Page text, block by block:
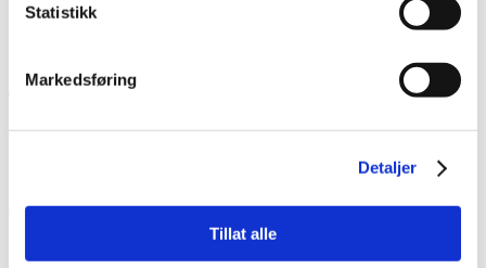
Statistikk
Markedsføring
Detaljer
Tillat alle
Telefon: